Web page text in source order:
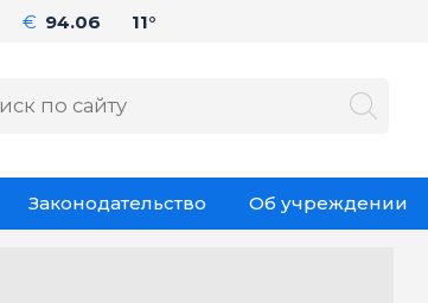
€ 94.06 11°
Законодательство Об учреждении